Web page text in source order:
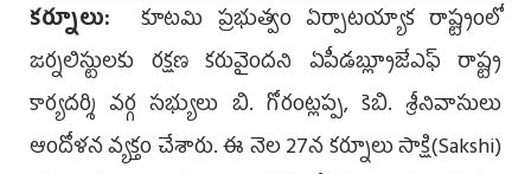
క‌ర్నూలు:కూట‌మి ప్ర‌భుత్వం ఏర్పాట‌య్యాక రాష్ట్రంలో
జ‌ర్న‌లిస్టుల‌కు ర‌క్ష‌ణ క‌రువైంద‌ని ఏపీడబ్ల్యూజేఎఫ్ రాష్ట్ర
కార్యదర్శి వర్గ సభ్యులు బి. గోరంట్లప్ప, కెబి. శ్రీనివాసులు
ఆందోళ‌న వ్య‌క్తం చేశారు. ఈ నెల 27న క‌ర్నూలు సాక్షి(Sakshi)